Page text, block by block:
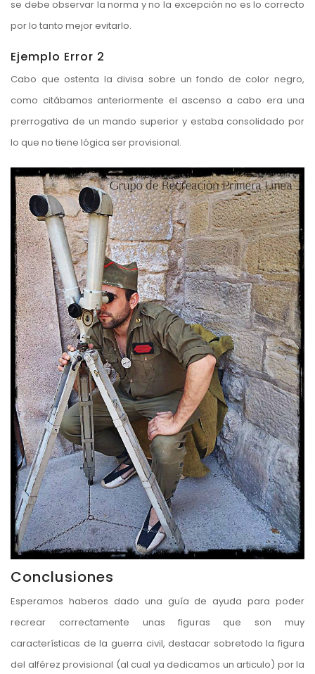
se debe observar la norma y no la excepción no es lo correcto
por lo tanto mejor evitarlo.
Ejemplo Error 2
Cabo que ostenta la divisa sobre un fondo de color negro,
como citábamos anteriormente el ascenso a cabo era una
prerrogativa de un mando superior y estaba consolidado por
lo que no tiene lógica ser provisional.
Conclusiones
Esperamos haberos dado una guía de ayuda para poder
recrear correctamente unas figuras que son muy
características de la guerra civil, destacar sobretodo la figura
del alférez provisional (al cual ya dedicamos un articulo) por la